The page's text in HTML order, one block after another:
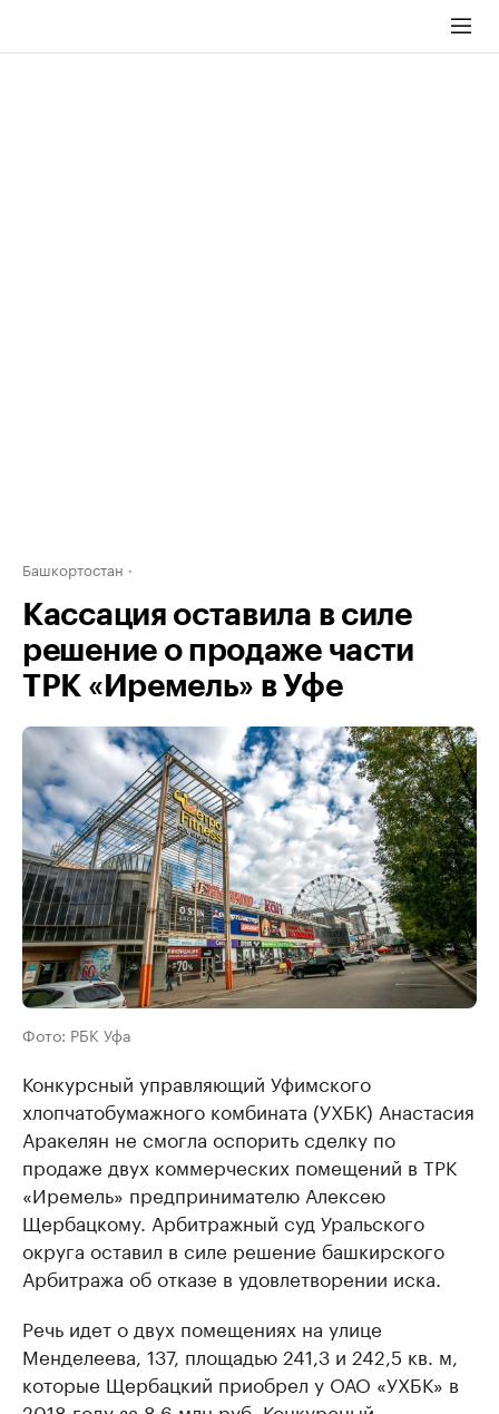
Башкортостан
Кассация оставила в силе
решение о продаже части
ТРК «Иремель» в Уфе
Фото: РБК Уфа
Конкурсный управляющий Уфимского
хлопчатобумажного комбината (УХБК) Анастасия
Аракелян не смогла оспорить сделку по
продаже двух коммерческих помещений в ТРК
«Иремель» предпринимателю Алексею
Щербацкому. Арбитражный суд Уральского
округа оставил в силе решение башкирского
Арбитража об отказе в удовлетворении иска.
Речь идет о двух помещениях на улице
Менделеева, 137, площадью 241,3 и 242,5 кв. м,
которые Щербацкий приобрел у ОАО «УХБК» в